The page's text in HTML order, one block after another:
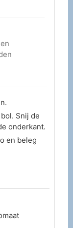
Snij de
onderkant.
en beleg